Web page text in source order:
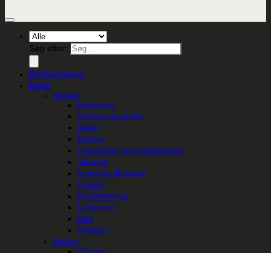
Søg efter:
Ønskehjørnet
Bolig
Interiør
Belysning
Krukker og potter
Vaser
Møbler
Lysestager og fyrfadsstager
Tekstiler
Kunstige Blomster
Figurer
Borddækning
Lanterner
Duft
Plakater
Maileg